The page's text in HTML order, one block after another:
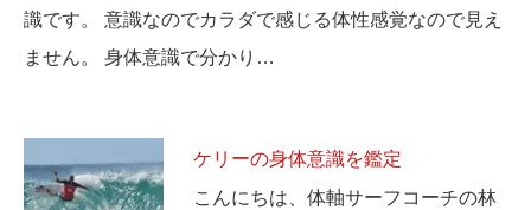
識です。 意識なのでカラダで感じる体性感覚なので見え
ません。 身体意識で分かり…
ケリーの身体意識を鑑定
こんにちは、体軸サーフコーチの林